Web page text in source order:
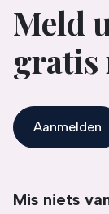
Meld
gratis
Aanmelden
Mis niets